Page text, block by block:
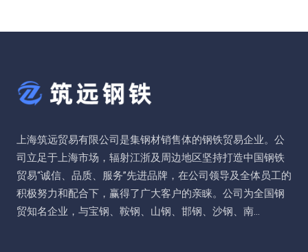
上海筑远贸易有限公司是集钢材销售体的钢铁贸易企业。公
司立足于上海市场，辐射江浙及周边地区坚持打造中国钢铁
贸易“诚信、品质、服务”先进品牌，在公司领导及全体员工的
积极努力和配合下，赢得了广大客户的亲睐。公司为全国钢
贸知名企业，与宝钢、鞍钢、山钢、邯钢、沙钢、南...